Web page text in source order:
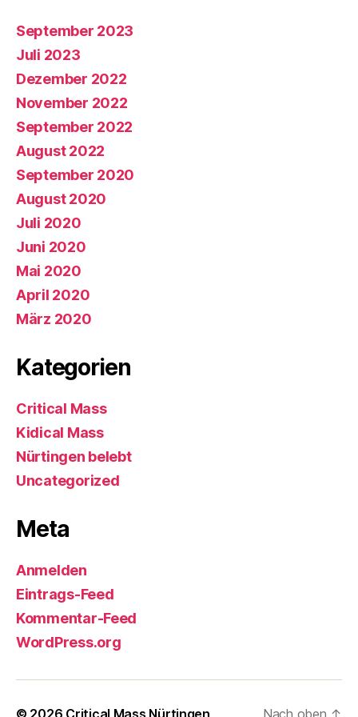
September 2023
Juli 2023
Dezember 2022
November 2022
September 2022
August 2022
September 2020
August 2020
Juli 2020
Juni 2020
Mai 2020
April 2020
März 2020
Kategorien
Critical Mass
Kidical Mass
Nürtingen belebt
Uncategorized
Meta
Anmelden
Eintrags-Feed
Kommentar-Feed
WordPress.org
© 2026 Critical Mass Nürtingen Nach oben ↑